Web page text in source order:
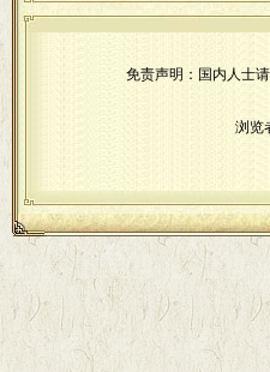
免责声明：国内人士
浏览